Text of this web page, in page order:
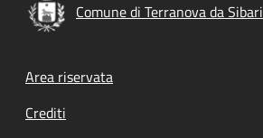
Comune di Terranova da Sibari
Footer menu
Area riservata
Crediti